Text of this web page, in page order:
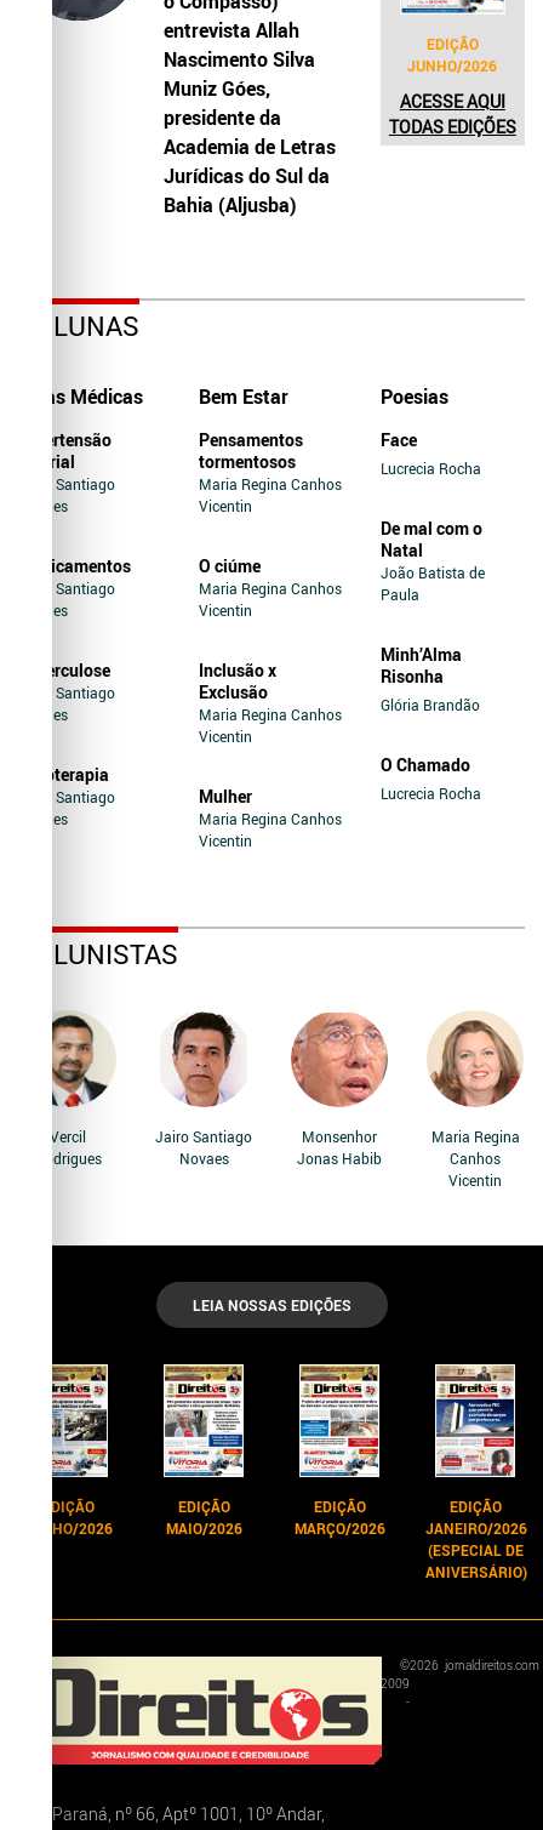
entrevista Allah
Nascimento Silva
Muniz Góes,
presidente da
Academia de Letras
Jurídicas do Sul da
Bahia (Aljusba)
EDIÇÃO
JUNHO/2026
ACESSE AQUI
TODAS EDIÇÕES
COLUNAS
Dicas Médicas
Hipertensão
Arterial
Jairo Santiago
Novaes
Medicamentos
Jairo Santiago
Novaes
Tuberculose
Jairo Santiago
Novaes
Soroterapia
Jairo Santiago
Novaes
Bem Estar
Pensamentos
tormentosos
Maria Regina Canhos
Vicentin
O ciúme
Maria Regina Canhos
Vicentin
Inclusão x
Exclusão
Maria Regina Canhos
Vicentin
Mulher
Maria Regina Canhos
Vicentin
Poesias
Face
Lucrecia Rocha
De mal com o
Natal
João Batista de
Paula
Minh’Alma
Risonha
Glória Brandão
O Chamado
Lucrecia Rocha
COLUNISTAS
Vercil
Rodrigues
Jairo Santiago
Novaes
Monsenhor
Jonas Habib
Maria Regina
Canhos
Vicentin
LEIA NOSSAS EDIÇÕES
EDIÇÃO
JUNHO/2026
EDIÇÃO
MAIO/2026
EDIÇÃO
MARÇO/2026
EDIÇÃO
JANEIRO/2026
(ESPECIAL DE
ANIVERSÁRIO)
Rua Paraná, nº 66, Aptº 1001, 10º Andar,
©
2009
-
2026 jornaldireitos.com